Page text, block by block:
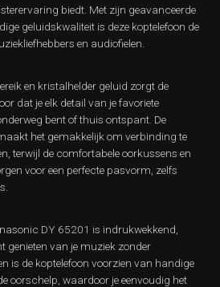
biedt. Met zijn geavanceerde
geluidskwaliteit is deze koptelefoon de
en audiofielen.
en kristalhelder geluid zorgt de
dat je elk detail van je favoriete
bent of thuis ontspant. De
het gemakkelijk om verbinding te
terwijl de comfortabele oorkussens en
voor een perfecte pasvorm, zelfs
DY 65201 is indrukwekkend,
genieten van je muziek zonder
is de koptelefoon voorzien van handige
oorschelp, waardoor je eenvoudig het